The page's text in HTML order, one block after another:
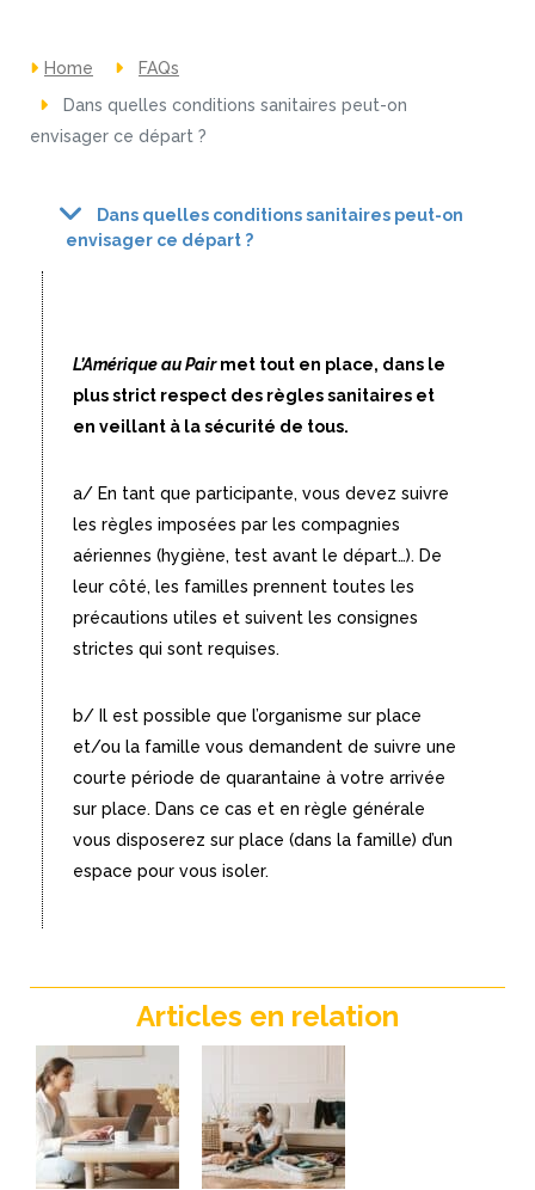
Home
FAQs
Dans quelles conditions sanitaires peut-on
envisager ce départ ?
Dans quelles conditions sanitaires peut-on
envisager ce départ ?
L’Amérique au Pairmet tout en place, dans le
plus strict respect des règles sanitaires et
en veillant à la sécurité de tous.
a/ En tant que participante, vous devez suivre
les règles imposées par les compagnies
aériennes (hygiène, test avant le départ…). De
leur côté, les familles prennent toutes les
précautions utiles et suivent les consignes
strictes qui sont requises.
b/ Il est possible que l’organisme sur place
et/ou la famille vous demandent de suivre une
courte période de quarantaine à votre arrivée
sur place. Dans ce cas et en règle générale
vous disposerez sur place (dans la famille) d’un
espace pour vous isoler.
Articles en relation